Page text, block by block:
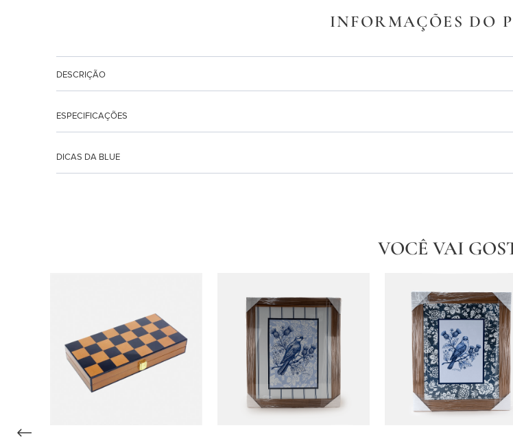
INFORMAÇÕES DO
DESCRIÇÃO
ESPECIFICAÇÕES
DICAS DA BLUE
VOCÊ VAI